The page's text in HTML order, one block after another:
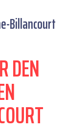
Billancourt
DEN